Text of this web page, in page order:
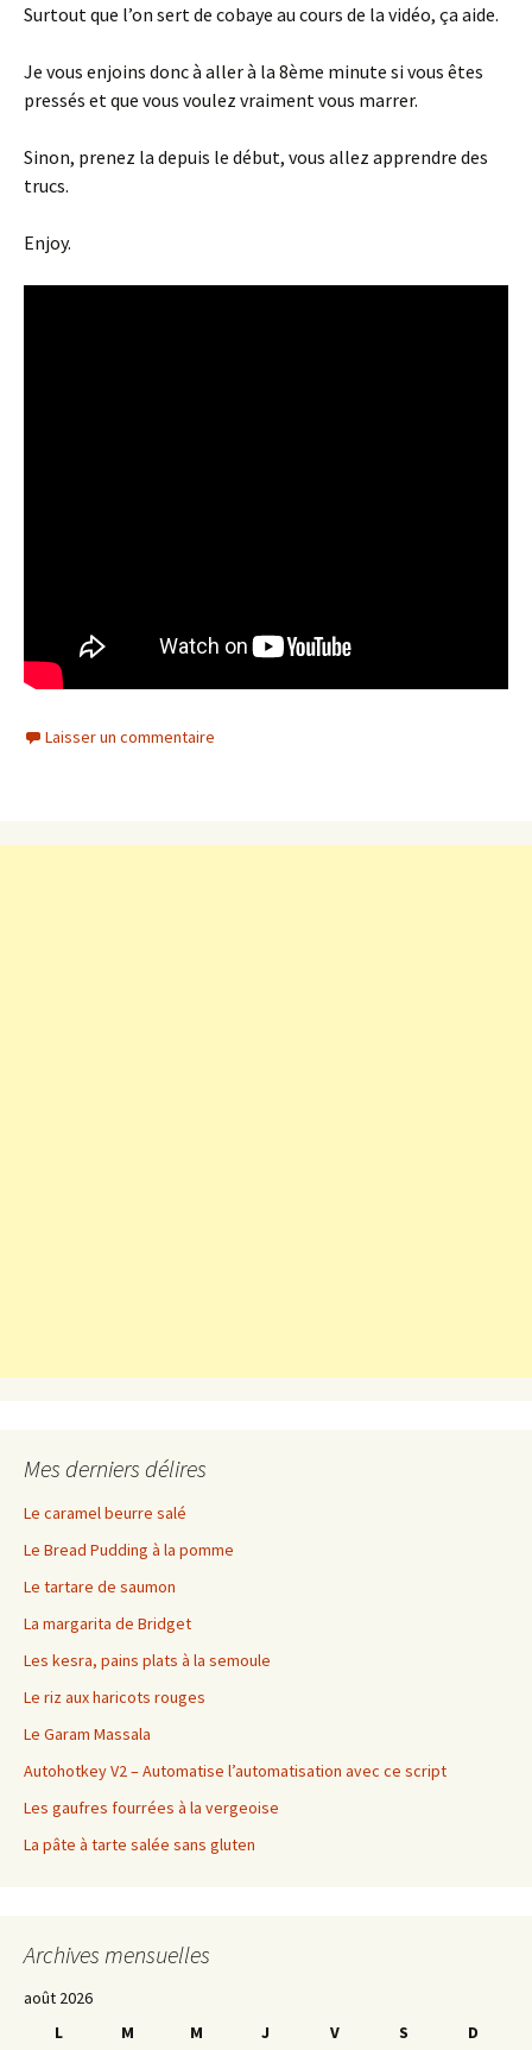
Surtout que l’on sert de cobaye au cours de la vidéo, ça aide.
Je vous enjoins donc à aller à la 8ème minute si vous êtes
pressés et que vous voulez vraiment vous marrer.
Sinon, prenez la depuis le début, vous allez apprendre des
trucs.
Enjoy.
Laisser un commentaire
Mes derniers délires
Le caramel beurre salé
Le Bread Pudding à la pomme
Le tartare de saumon
La margarita de Bridget
Les kesra, pains plats à la semoule
Le riz aux haricots rouges
Le Garam Massala
Autohotkey V2 – Automatise l’automatisation avec ce script
Les gaufres fourrées à la vergeoise
La pâte à tarte salée sans gluten
Archives mensuelles
août 2026
L
M M J V S D